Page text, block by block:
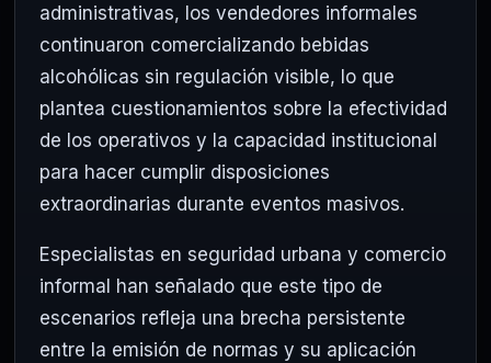
administrativas, los vendedores informales
continuaron comercializando bebidas
alcohólicas sin regulación visible, lo que
plantea cuestionamientos sobre la efectividad
de los operativos y la capacidad institucional
para hacer cumplir disposiciones
extraordinarias durante eventos masivos.
Especialistas en seguridad urbana y comercio
informal han señalado que este tipo de
escenarios refleja una brecha persistente
entre la emisión de normas y su aplicación